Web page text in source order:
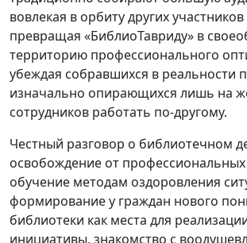
вовлекая в орбиту других
превращая «БиблиоТавриду» в
территорию профессионального
убеждая собравшихся в реальности
изначально опирающихся лишь на
сотрудников работать по-другому.
Честный разговор о библиотечном
освобождение от профессиональных
обучение методам оздоровления
формирование у граждан нового
библиотеки как места для
инициативы, знакомство с